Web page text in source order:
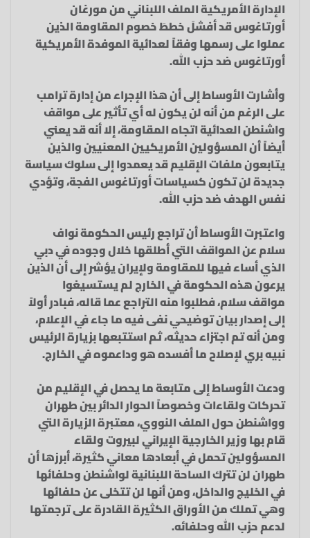
الإدارة الأمريكية الملف اللبناني من مورغان
أورتاغوس قد أفشلَ خططَ خصوم المقاومة الذين
عملوا على رسمها وفقاً لعدائية الموفدة الأمريكية
أورتاغوس ضد حزب الله.
وأشارت الأوساط إلى أن هذا الإجراء من إدارة ترامب
على الرغم من أنه لن يكون له أي تأثير على مواقف
واشنطن العدائية اتجاه المقاومة، إلا أنه قد يعني
أيضاً أن المسؤولين الأمريكيين المعنيين والذين
يتابعون ملفات الإقليم قد يعمدوا إلى سلوك سياسة
جديدة لن تكون كسياسات أورتاغوس الفجة، وتؤدي
نفس الهدف ضد حزب الله.
واعتبرت الأوساط أن تراجع رئيس الحكومة نواف
سلام عن المواقف التي أطلقها خلال وجوده في دبي
الذي أساء فيها للمقاومة ولإيران يؤشر إلى أن الذين
يرعون هذه الحكومة في الخارج لم يستسيغوا
مواقف سلام، فطلبوا منه التراجع عما قاله، فبادر أولاً
إلى إصدار بيان توضيحي نفى فيه ما جاء في الإعلام،
ومن أنه تم اجتزاء حديثه، ثم استتبعها بزيارة الرئيس
نبيه بري لإصلاح ما أفسده هو وداعموه في الخارج.
ودعت الأوساط إلى متابعة ما يحصل في الإقليم من
تحركات ولقاءات وخصوصاً الحوار الدائر بين طهران
وواشنطن حول الملف النووي، معتبرة الزيارة التي
قام بها وزير الخارجية الإيراني لبيروت ولقاء
المسؤولين تحمل في أبعادها معاني كثيرة، أبرزها أن
طهران لن تترك الساحة اللبنانية لواشنطن وحلفائها
في الخليج والداخل، ومن أنها لن تتخلى عن حلفائها
وهي تملك من الأوراق الكثيرة القادرة على ترجمتها
لدعم حزب الله وحلفائه.